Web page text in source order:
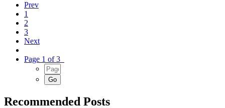
Prev
1
2
3
Next
Page 1 of 3
Recommended Posts